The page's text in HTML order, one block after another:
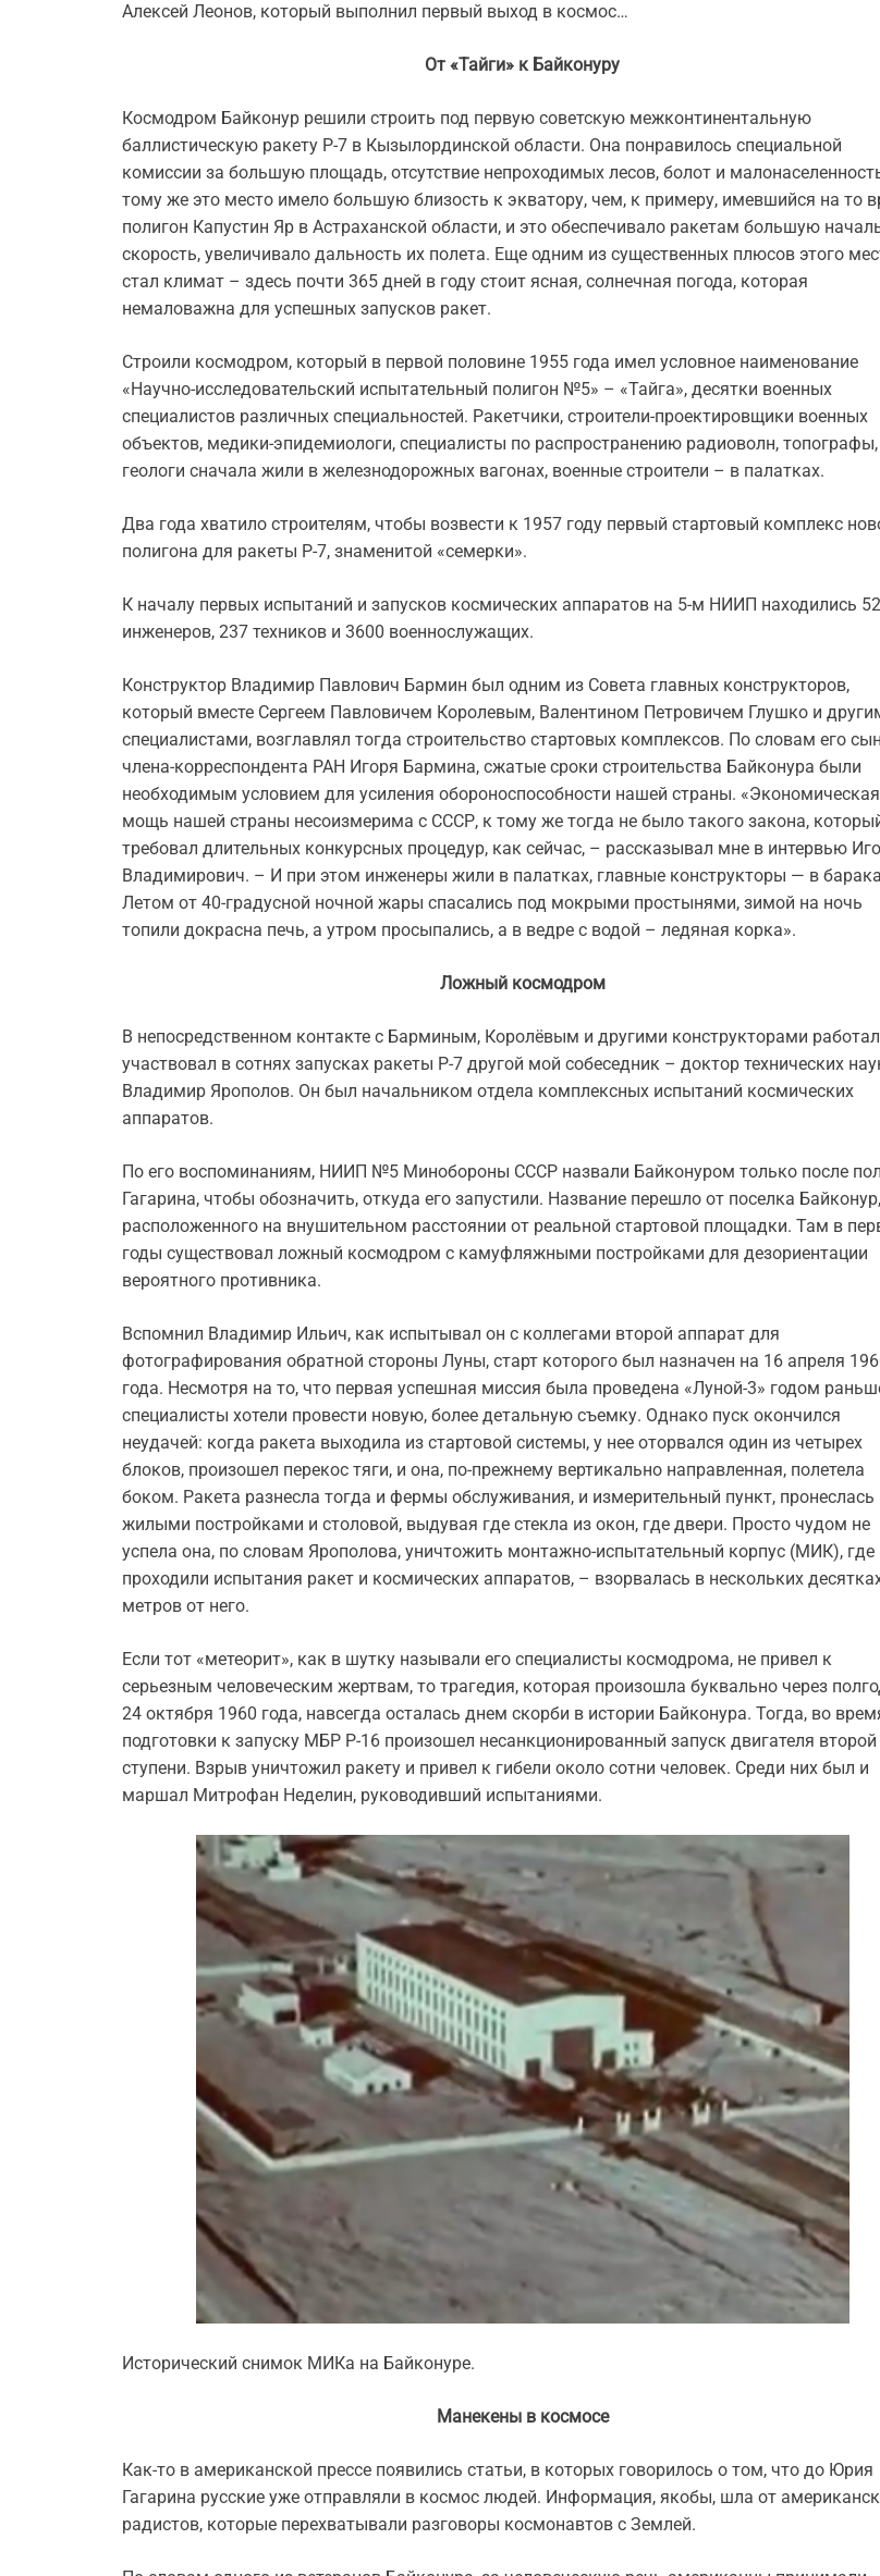
Алексей Леонов, который выполнил первый выход в космос…
От «Тайги» к Байконуру
Космодром Байконур решили строить под первую советскую межконтинентальную
баллистическую ракету Р-7 в Кызылординской области. Она понравилось специальной
комиссии за большую площадь, отсутствие непроходимых лесов, болот и
тому же это место имело большую близость к экватору, чем, к примеру, имевшийся на то
полигон Капустин Яр в Астраханской области, и это обеспечивало ракетам большую
скорость, увеличивало дальность их полета. Еще одним из существенных плюсов этого
стал климат – здесь почти 365 дней в году стоит ясная, солнечная погода, которая
немаловажна для успешных запусков ракет.
Строили космодром, который в первой половине 1955 года имел условное наименование
«Научно-исследовательский испытательный полигон №5» – «Тайга», десятки военных
специалистов различных специальностей. Ракетчики, строители-проектировщики военных
объектов, медики-эпидемиологи, специалисты по распространению радиоволн, топографы,
геологи сначала жили в железнодорожных вагонах, военные строители – в палатках.
Два года хватило строителям, чтобы возвести к 1957 году первый стартовый комплекс
полигона для ракеты Р-7, знаменитой «семерки».
К началу первых испытаний и запусков космических аппаратов на 5-м НИИП находились
инженеров, 237 техников и 3600 военнослужащих.
Конструктор Владимир Павлович Бармин был одним из Совета главных конструкторов,
который вместе Сергеем Павловичем Королевым, Валентином Петровичем Глушко и
специалистами, возглавлял тогда строительство стартовых комплексов. По словам его
члена-корреспондента РАН Игоря Бармина, сжатые сроки строительства Байконура были
необходимым условием для усиления обороноспособности нашей страны. «Экономическая
мощь нашей страны несоизмерима с СССР, к тому же тогда не было такого закона,
требовал длительных конкурсных процедур, как сейчас, – рассказывал мне в интервью
Владимирович. – И при этом инженеры жили в палатках, главные конструкторы — в
Летом от 40-градусной ночной жары спасались под мокрыми простынями, зимой на ночь
топили докрасна печь, а утром просыпались, а в ведре с водой – ледяная корка».
Ложный космодром
В непосредственном контакте с Барминым, Королёвым и другими конструкторами
участвовал в сотнях запусках ракеты Р-7 другой мой собеседник – доктор технических
Владимир Ярополов. Он был начальником отдела комплексных испытаний космических
аппаратов.
По его воспоминаниям, НИИП №5 Минобороны СССР назвали Байконуром только после
Гагарина, чтобы обозначить, откуда его запустили. Название перешло от поселка Байконур,
расположенного на внушительном расстоянии от реальной стартовой площадки. Там в
годы существовал ложный космодром с камуфляжными постройками для дезориентации
вероятного противника.
Вспомнил Владимир Ильич, как испытывал он с коллегами второй аппарат для
фотографирования обратной стороны Луны, старт которого был назначен на 16 апреля
года. Несмотря на то, что первая успешная миссия была проведена «Луной-3» годом
специалисты хотели провести новую, более детальную съемку. Однако пуск окончился
неудачей: когда ракета выходила из стартовой системы, у нее оторвался один из четырех
блоков, произошел перекос тяги, и она, по-прежнему вертикально направленная, полетела
боком. Ракета разнесла тогда и фермы обслуживания, и измерительный пункт, пронеслась
жилыми постройками и столовой, выдувая где стекла из окон, где двери. Просто чудом не
успела она, по словам Ярополова, уничтожить монтажно-испытательный корпус (МИК), где
проходили испытания ракет и космических аппаратов, – взорвалась в нескольких
метров от него.
Если тот «метеорит», как в шутку называли его специалисты космодрома, не привел к
серьезным человеческим жертвам, то трагедия, которая произошла буквально через
24 октября 1960 года, навсегда осталась днем скорби в истории Байконура. Тогда, во
подготовки к запуску МБР Р-16 произошел несанкционированный запуск двигателя второй
ступени. Взрыв уничтожил ракету и привел к гибели около сотни человек. Среди них был и
маршал Митрофан Неделин, руководивший испытаниями.
Исторический снимок МИКа на Байконуре.
Манекены в космосе
Как-то в американской прессе появились статьи, в которых говорилось о том, что до Юрия
Гагарина русские уже отправляли в космос людей. Информация, якобы, шла от
радистов, которые перехватывали разговоры космонавтов с Землей.